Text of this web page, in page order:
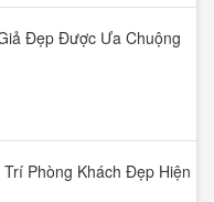
Đẹp Được Ưa Chuộng
Phòng Khách Đẹp Hiện